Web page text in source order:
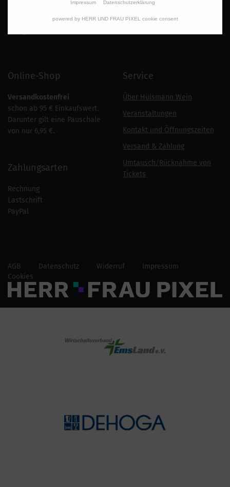
Online-Shop
Versandkostenfrei
schon ab 95 € Einkaufswert.
Darunter gilt eine Pauschale
von nur 6,95 €.
Zahlungsarten
Rechnung
Lastschrift
PayPal
Service
Über Hülsmann Wein
Veranstaltungen
Kontakt und Öffnungszeiten
Versand & Zahlung
Umtausch/Rücknahme von
Tickets
AGB Datenschutz Widerruf
Impressum
Cookies
Impressum Datenschutzerklärung
powered by HERR UND FRAU PIXEL cookie consent